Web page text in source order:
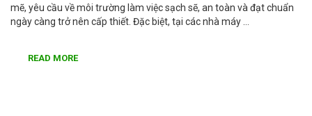
mẽ, yêu cầu về môi trường làm việc sạch sẽ, an toàn và đạt chuẩn
ngày càng trở nên cấp thiết. Đặc biệt, tại các nhà máy …
READ MORE